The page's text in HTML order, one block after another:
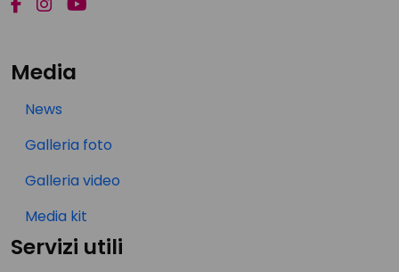
Media
News
Galleria foto
Galleria video
Media kit
Servizi utili